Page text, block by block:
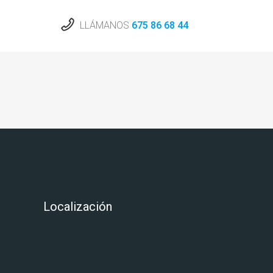
LLÁMANOS 675 86 68 44
Localización